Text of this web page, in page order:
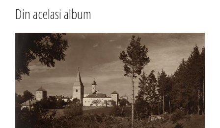
Din acelasi album